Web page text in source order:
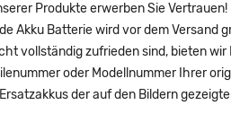
Produkte erwerben Sie
Akku Batterie wird vor dem Versand
vollständig zufrieden sind, bieten
oder Modellnummer Ihrer
der auf den Bildern